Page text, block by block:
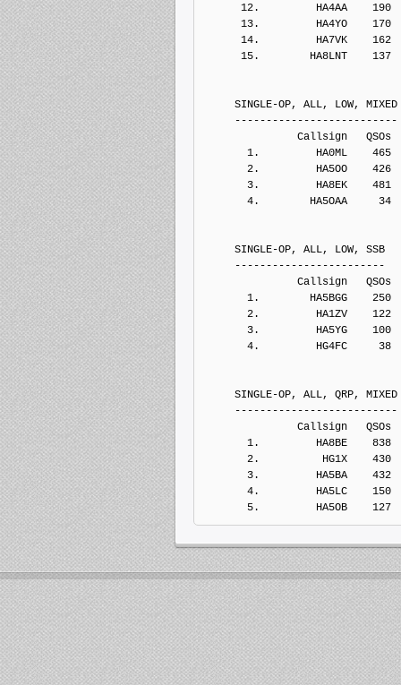
12.         HA4AA    190
13.         HA4YO    170
14.         HA7VK    162
15.        HA8LNT    137
SINGLE-OP, ALL, LOW, MIXED
--------------------------
Callsign   QSOs  Points
1.         HA0ML    465
2.         HA5OO    426
3.         HA8EK    481
4.        HA5OAA     34
SINGLE-OP, ALL, LOW, SSB
------------------------
Callsign   QSOs  Points
1.        HA5BGG    250
2.         HA1ZV    122
3.         HA5YG    100
4.         HG4FC     38
SINGLE-OP, ALL, QRP, MIXED
--------------------------
Callsign   QSOs  Points
1.         HA8BE    838
2.          HG1X    430
3.         HA5BA    432
4.         HA5LC    150
5.         HA5OB    127